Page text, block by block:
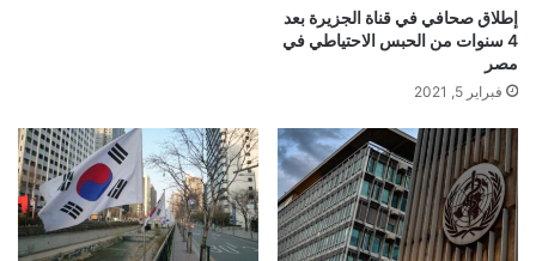
إطلاق صحافي في قناة الجزيرة بعد
4 سنوات من الحبس الاحتياطي في
مصر
فبراير 5, 2021